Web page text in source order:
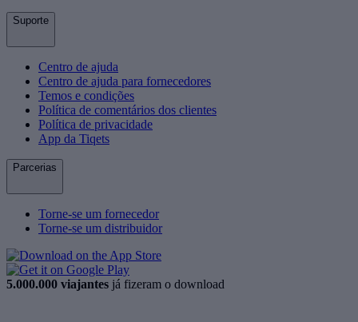
Suporte
Centro de ajuda
Centro de ajuda para fornecedores
Temos e condições
Política de comentários dos clientes
Política de privacidade
App da Tiqets
Parcerias
Torne-se um fornecedor
Torne-se um distribuidor
5.000.000 viajantes já fizeram o download